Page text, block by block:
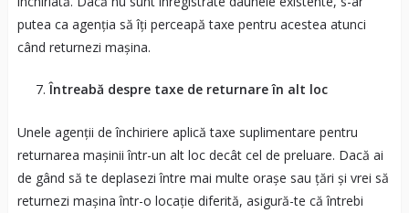
putea ca agenția să îți perceapă taxe pentru acestea atunci
când returnezi mașina.
Întreabă despre taxe de returnare în alt loc
Unele agenții de închiriere aplică taxe suplimentare pentru
returnarea mașinii într-un alt loc decât cel de preluare. Dacă ai
de gând să te deplasezi între mai multe orașe sau țări și vrei să
returnezi mașina într-o locație diferită, asigură-te că întrebi